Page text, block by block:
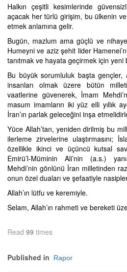
Halkın çeşitli kesimlerinde
açacak her türlü girişim, bu ülkenin ve
etmek anlamına gelir.
Bugün, mazlum ama güçlü ve
Humeyni ve aziz şehit lider
tanıtmak ve hayata geçirmek için yeni
Bu büyük sorumluluk başta gençler,
insanları olmak üzere bütün
vaatlerine güvenerek, İmam
masum imamların iki yüz elli yıllık
İran’ın parlak geleceğini inşa
Yüce Allah’tan, yeniden dirilmiş bu
ilerleme zirvelerine ulaştırmasını;
özellikle ikinci ve üçüncü kutsal
Emirü’l-Müminin Ali’nin (a.s.)
Mehdi’nin gönlünü İran milletinden
onun özel duaları ve şefaatiyle
Allah’ın lütfu ve keremiyle.
Selam, Allah’ın rahmeti ve bereketi
Read 99 times
Published in Rapor